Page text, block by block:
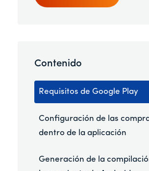
Contenido
Requisitos de Google Play
Configuración de las
dentro de la aplicación
Generación de la